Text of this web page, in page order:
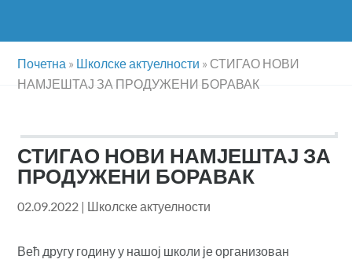
Почетна » Школске актуелности » СТИГАО НОВИ
НАМЈЕШТАЈ ЗА ПРОДУЖЕНИ БОРАВАК
СТИГАО НОВИ НАМЈЕШТАЈ ЗА
ПРОДУЖЕНИ БОРАВАК
02.09.2022 | Школске актуелности
Већ другу годину у нашој школи је организован